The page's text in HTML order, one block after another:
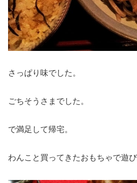
さっぱり味でした。
ごちそうさまでした。
で満足して帰宅。
わんこと買ってきたおもちゃで遊び